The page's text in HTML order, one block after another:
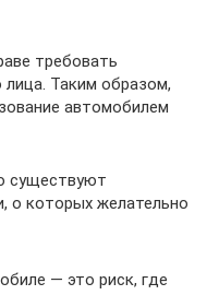
требовать
Таким образом,
автомобилем
существуют
о которых желательно
— это риск, где